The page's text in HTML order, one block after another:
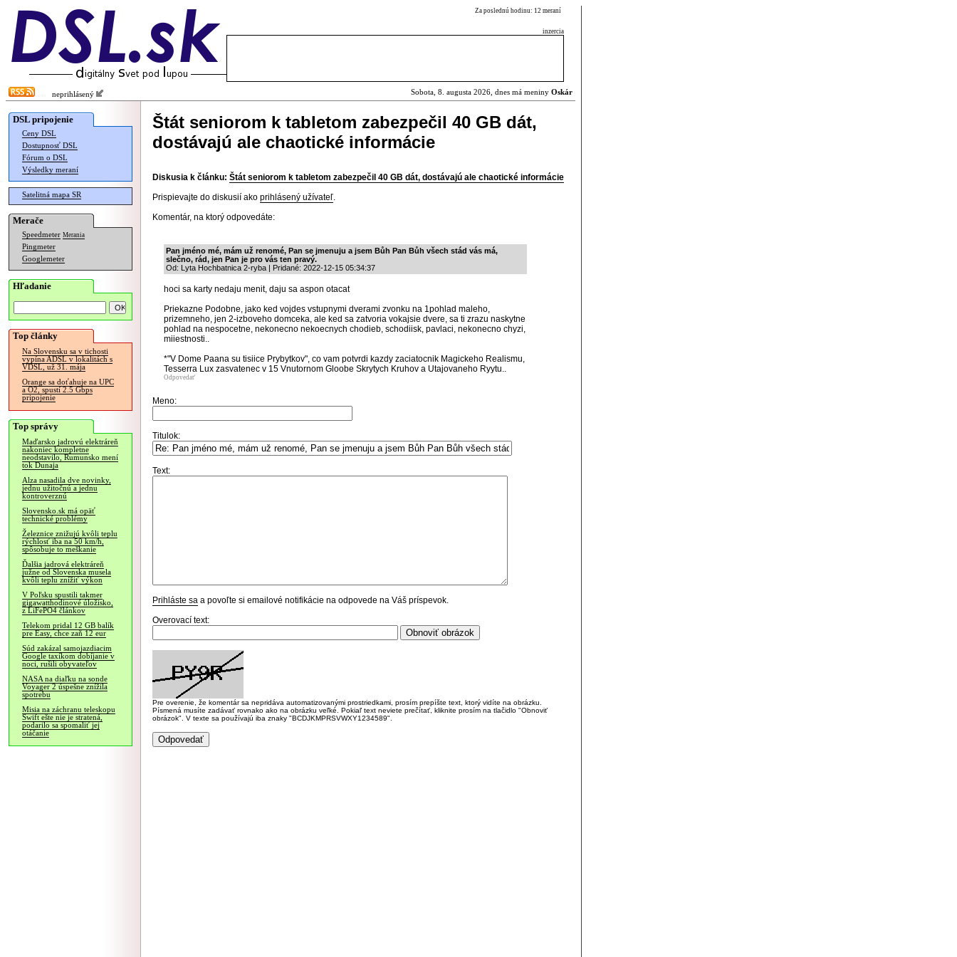
Za poslednú hodinu: 12 meraní
inzercia
neprihlásený Sobota, 8. augusta 2026, dnes má meniny Oskár
DSL pripojenie
Ceny DSL
Dostupnosť DSL
Fórum o DSL
Výsledky meraní
Satelitná mapa SR
Merače
Speedmeter Merania
Pingmeter
Googlemeter
Hľadanie
Top články
Na Slovensku sa v tichosti
vypína ADSL v lokalitách s
VDSL, už 31. mája
Orange sa doťahuje na UPC
a O2, spustí 2.5 Gbps
pripojenie
Top správy
Maďarsko jadrovú elektráreň
nakoniec kompletne
neodstavilo, Rumunsko mení
tok Dunaja
Alza nasadila dve novinky,
jednu užitočnú a jednu
kontroverznú
Slovensko.sk má opäť
technické problémy
Železnice znižujú kvôli teplu
rýchlosť iba na 50 km/h,
spôsobuje to meškanie
Ďalšia jadrová elektráreň
južne od Slovenska musela
kvôli teplu znížiť výkon
V Poľsku spustili takmer
gigawatthodinové úložisko,
z LiFePO4 článkov
Telekom pridal 12 GB balík
pre Easy, chce zaň 12 eur
Súd zakázal samojazdiacim
Google taxíkom dobíjanie v
noci, rušili obyvateľov
NASA na diaľku na sonde
Voyager 2 úspešne znížila
spotrebu
Misia na záchranu teleskopu
Swift ešte nie je stratená,
podarilo sa spomaliť jej
otáčanie
Štát seniorom k tabletom zabezpečil 40 GB dát,
dostávajú ale chaotické informácie
Diskusia k článku: Štát seniorom k tabletom zabezpečil 40 GB dát, dostávajú ale chaotické informácie
Prispievajte do diskusií ako prihlásený užívateľ.
Komentár, na ktorý odpovedáte:
Pan jméno mé, mám už renomé, Pan se jmenuju a jsem Bůh Pan Bůh všech stád vás má,
slečno, rád, jen Pan je pro vás ten pravý.
Od: Lyta Hochbatnica 2-ryba | Pridané: 2022-12-15 05:34:37
hoci sa karty nedaju menit, daju sa aspon otacat
Priekazne Podobne, jako ked vojdes vstupnymi dverami zvonku na 1pohlad maleho,
prizemneho, jen 2-izboveho domceka, ale ked sa zatvoria vokajsie dvere, sa ti zrazu naskytne
pohlad na nespocetne, nekonecno nekoecnych chodieb, schodiisk, pavlaci, nekonecno chyzi,
miiestnosti..
*"V Dome Paana su tisiice Prybytkov", co vam potvrdi kazdy zaciatocnik Magickeho Realismu,
Tesserra Lux zasvatenec v 15 Vnutornom Gloobe Skrytych Kruhov a Utajovaneho Ryytu..
Odpovedať
Meno:
Titulok:
Text:
Prihláste sa a povoľte si emailové notifikácie na odpovede na Váš príspevok.
Overovací text:
Pre overenie, že komentár sa nepridáva automatizovanými prostriedkami, prosím prepíšte text, ktorý vidíte na obrázku.
Písmená musíte zadávať rovnako ako na obrázku veľké. Pokiaľ text neviete prečítať, kliknite prosím na tlačidlo "Obnoviť
obrázok". V texte sa používajú iba znaky "BCDJKMPRSVWXY1234589".